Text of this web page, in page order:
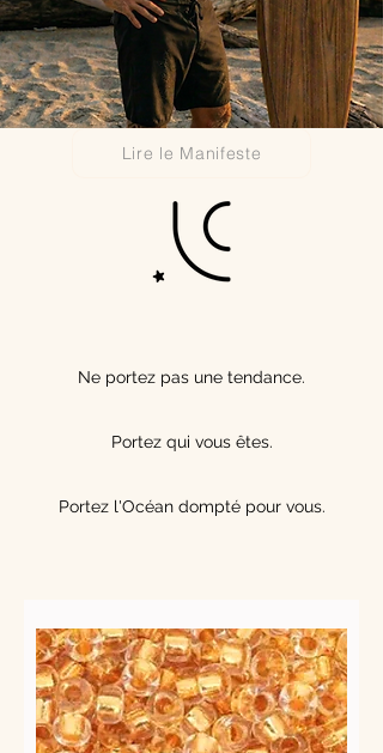
Lire le Manifeste
Ne portez pas une tendance.
Portez qui vous êtes.
Portez l'Océan dompté pour vous.